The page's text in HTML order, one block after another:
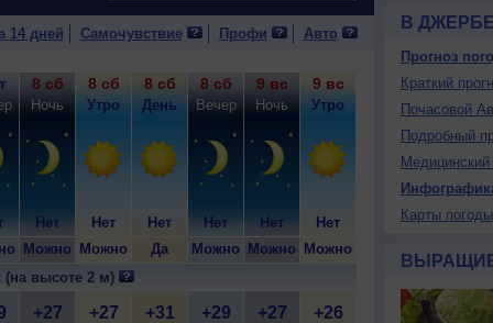
14 дней Самочувствие Профи Авто
8 сб
Ночь
Нет
Можно
8 сб
Утро
Нет
Можно
8 сб
День
Нет
Да
8 сб
Вечер
Нет
Можно
9 вс
Ночь
Нет
Можно
9 вс
Утро
Нет
Можно
9 вс
Вечер
Нет
(на высоте 2 м)
+27 +27 +31 +29 +27 +26 +29
В ДЖЕРБЕ
Прогноз
Краткий
Почасовой
Подробный
Медицинский
Карты погоды